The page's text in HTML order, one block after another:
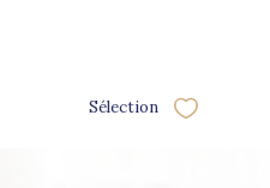
Sélection